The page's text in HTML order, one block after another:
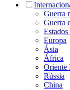
Guerra
Guerra
Europa
Ásia
África
Oriente
Rússia
China